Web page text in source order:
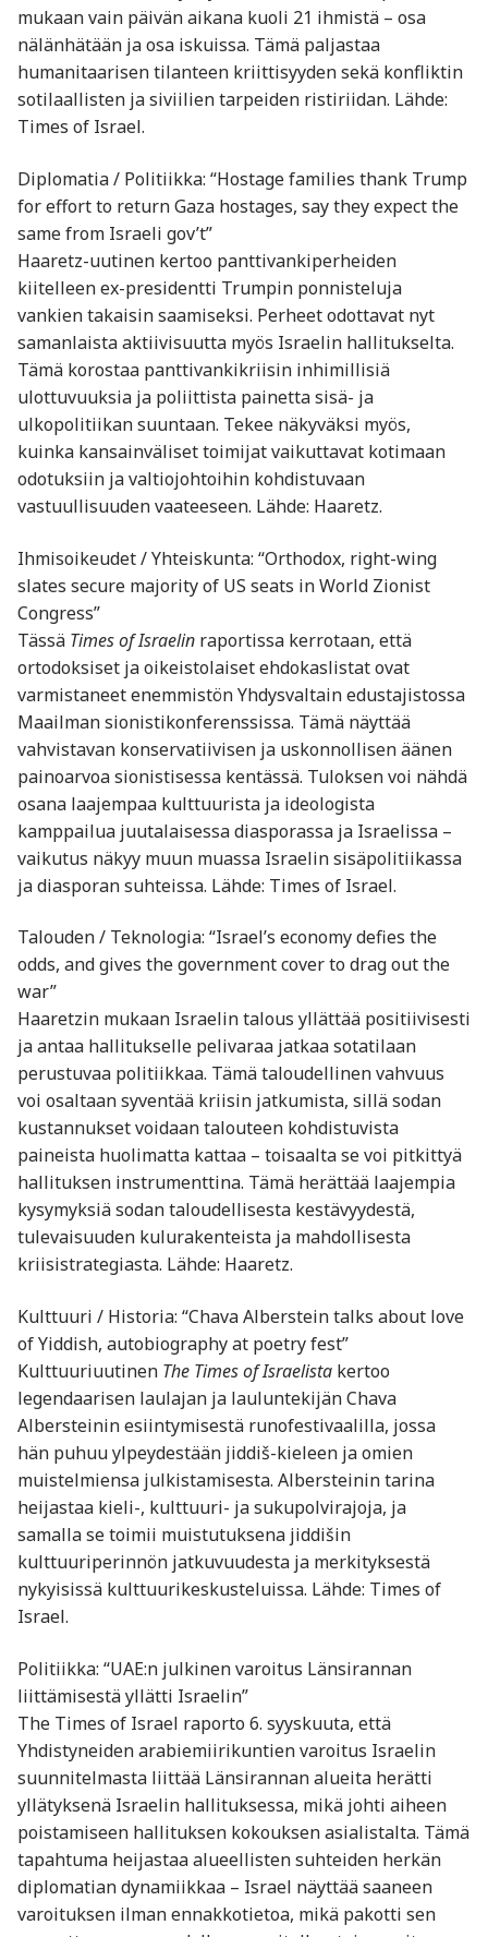
mukaan vain päivän aikana kuoli 21 ihmistä – osa
nälänhätään ja osa iskuissa. Tämä paljastaa
humanitaarisen tilanteen kriittisyyden sekä konfliktin
sotilaallisten ja siviilien tarpeiden ristiriidan. Lähde:
Times of Israel.
Diplomatia / Politiikka: “Hostage families thank Trump
for effort to return Gaza hostages, say they expect the
same from Israeli gov’t”
Haaretz-uutinen kertoo panttivankiperheiden
kiitelleen ex-presidentti Trumpin ponnisteluja
vankien takaisin saamiseksi. Perheet odottavat nyt
samanlaista aktiivisuutta myös Israelin hallitukselta.
Tämä korostaa panttivankikriisin inhimillisiä
ulottuvuuksia ja poliittista painetta sisä- ja
ulkopolitiikan suuntaan. Tekee näkyväksi myös,
kuinka kansainväliset toimijat vaikuttavat kotimaan
odotuksiin ja valtiojohtoihin kohdistuvaan
vastuullisuuden vaateeseen. Lähde: Haaretz.
Ihmisoikeudet / Yhteiskunta: “Orthodox, right-wing
slates secure majority of US seats in World Zionist
Congress”
Tässä Times of Israelin raportissa kerrotaan, että
ortodoksiset ja oikeistolaiset ehdokaslistat ovat
varmistaneet enemmistön Yhdysvaltain edustajistossa
Maailman sionistikonferenssissa. Tämä näyttää
vahvistavan konservatiivisen ja uskonnollisen äänen
painoarvoa sionistisessa kentässä. Tuloksen voi nähdä
osana laajempaa kulttuurista ja ideologista
kamppailua juutalaisessa diasporassa ja Israelissa –
vaikutus näkyy muun muassa Israelin sisäpolitiikassa
ja diasporan suhteissa. Lähde: Times of Israel.
Talouden / Teknologia: “Israel’s economy defies the
odds, and gives the government cover to drag out the
war”
Haaretzin mukaan Israelin talous yllättää positiivisesti
ja antaa hallitukselle pelivaraa jatkaa sotatilaan
perustuvaa politiikkaa. Tämä taloudellinen vahvuus
voi osaltaan syventää kriisin jatkumista, sillä sodan
kustannukset voidaan talouteen kohdistuvista
paineista huolimatta kattaa – toisaalta se voi pitkittyä
hallituksen instrumenttina. Tämä herättää laajempia
kysymyksiä sodan taloudellisesta kestävyydestä,
tulevaisuuden kulurakenteista ja mahdollisesta
kriisistrategiasta. Lähde: Haaretz.
Kulttuuri / Historia: “Chava Alberstein talks about love
of Yiddish, autobiography at poetry fest”
Kulttuuriuutinen The Times of Israelista kertoo
legendaarisen laulajan ja lauluntekijän Chava
Albersteinin esiintymisestä runofestivaalilla, jossa
hän puhuu ylpeydestään jiddiš-kieleen ja omien
muistelmiensa julkistamisesta. Albersteinin tarina
heijastaa kieli-, kulttuuri- ja sukupolvirajoja, ja
samalla se toimii muistutuksena jiddišin
kulttuuriperinnön jatkuvuudesta ja merkityksestä
nykyisissä kulttuurikeskusteluissa. Lähde: Times of
Israel.
Politiikka: “UAE:n julkinen varoitus Länsirannan
liittämisestä yllätti Israelin”
The Times of Israel raporto 6. syyskuuta, että
Yhdistyneiden arabiemiirikuntien varoitus Israelin
suunnitelmasta liittää Länsirannan alueita herätti
yllätyksenä Israelin hallituksessa, mikä johti aiheen
poistamiseen hallituksen kokouksen asialistalta. Tämä
tapahtuma heijastaa alueellisten suhteiden herkän
diplomatian dynamiikkaa – Israel näyttää saaneen
varoituksen ilman ennakkotietoa, mikä pakotti sen